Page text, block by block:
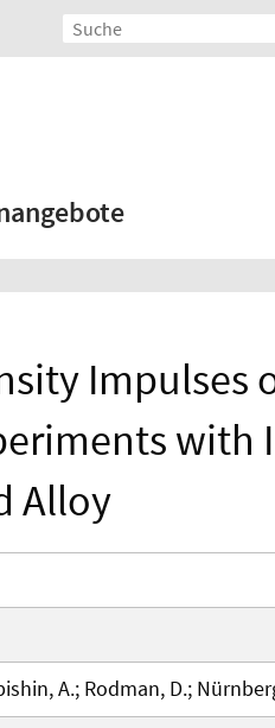
Impulses
with
Alloy
A.; Rodman, D.;